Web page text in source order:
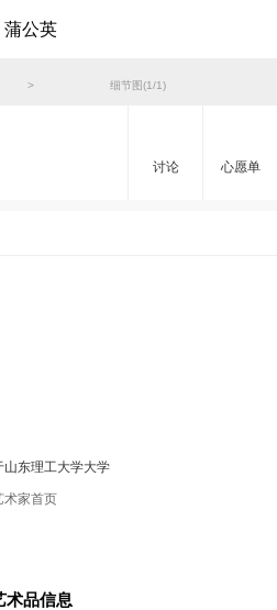
蒲公英
> 细节图(1/1)
讨论 心愿单
山东理工大学大学
术家首页
术品信息